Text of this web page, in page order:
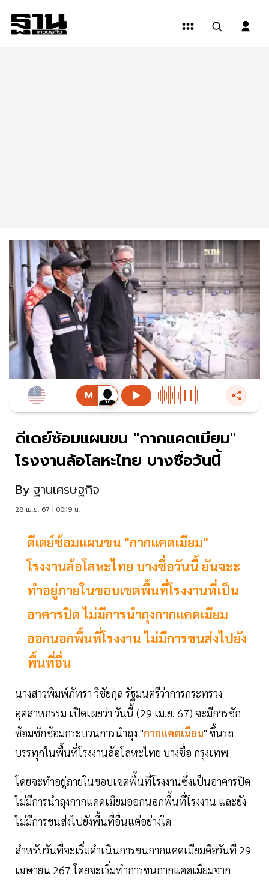
ดีเดย์ซ้อมแผนขน "กากแคดเมียม"
โรงงานล้อโลหะไทย บางซื่อวันนี้
By ฐานเศรษฐกิจ
28 เม.ย. 67 | 00:19 น.
ดีเดย์ซ้อมแผนขน "กากแคดเมียม"
โรงงานล้อโลหะไทย บางซื่อวันนี้ ยันจะะ
ทำอยู่ภายในขอบเขตพื้นที่โรงงานที่เป็น
อาคารปิด ไม่มีการนำถุงกากแคดเมียม
ออกนอกพื้นที่โรงงาน ไม่มีการขนส่งไปยัง
พื้นที่อื่น
นางสาวพิมพ์ภัทรา วิชัยกุล รัฐมนตรีว่าการกระทรวง
อุตสาหกรรม เปิดเผยว่า วันนี้ (29 เม.ย. 67) จะมีการซัก
ซ้อมซักซ้อมกระบวนการนำถุง "กากแคดเมียม" ขึ้นรถ
บรรทุกในพื้นที่โรงงานล้อโลหะไทย บางซื่อ กรุงเทพ
โดยจะทำอยู่ภายในขอบเขตพื้นที่โรงงานซึ่งเป็นอาคารปิด
ไม่มีการนำถุงกากแคดเมียมออกนอกพื้นที่โรงงาน และยัง
ไม่มีการขนส่งไปยังพื้นที่อื่นแต่อย่างใด
สำหรับวันที่จะเริ่มดำเนินการขนกากแคดเมียมคือวันที่ 29
เมษายน 267 โดยจะเริ่มทำการขนกากแคดเมียมจาก